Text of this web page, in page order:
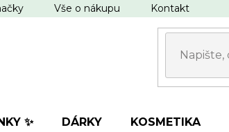
Vše o nákupu Kontakt
✨ DÁRKY KOSMETIKA